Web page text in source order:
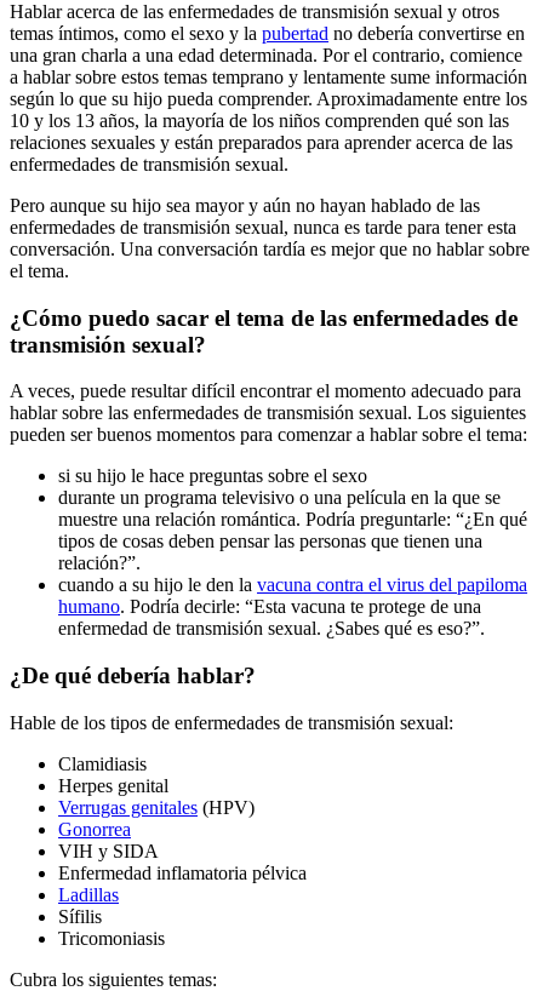
Hablar acerca de las enfermedades de transmisión sexual y otros
temas íntimos, como el sexo y la pubertad no debería convertirse en
una gran charla a una edad determinada. Por el contrario, comience
a hablar sobre estos temas temprano y lentamente sume información
según lo que su hijo pueda comprender. Aproximadamente entre los
10 y los 13 años, la mayoría de los niños comprenden qué son las
relaciones sexuales y están preparados para aprender acerca de las
enfermedades de transmisión sexual.
Pero aunque su hijo sea mayor y aún no hayan hablado de las
enfermedades de transmisión sexual, nunca es tarde para tener esta
conversación. Una conversación tardía es mejor que no hablar sobre
el tema.
¿Cómo puedo sacar el tema de las enfermedades de
transmisión sexual?
A veces, puede resultar difícil encontrar el momento adecuado para
hablar sobre las enfermedades de transmisión sexual. Los siguientes
pueden ser buenos momentos para comenzar a hablar sobre el tema:
si su hijo le hace preguntas sobre el sexo
durante un programa televisivo o una película en la que se
muestre una relación romántica. Podría preguntarle: “¿En qué
tipos de cosas deben pensar las personas que tienen una
relación?”.
cuando a su hijo le den la vacuna contra el virus del papiloma
humano. Podría decirle: “Esta vacuna te protege de una
enfermedad de transmisión sexual. ¿Sabes qué es eso?”.
¿De qué debería hablar?
Hable de los tipos de enfermedades de transmisión sexual:
Clamidiasis
Herpes genital
Verrugas genitales (HPV)
Gonorrea
VIH y SIDA
Enfermedad inflamatoria pélvica
Ladillas
Sífilis
Tricomoniasis
Cubra los siguientes temas: